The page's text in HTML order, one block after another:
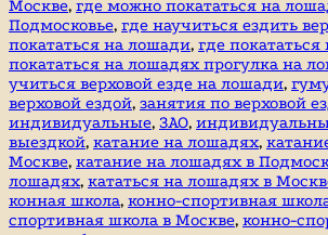
Москве, где можно покататься на
Подмосковье, где научиться ездить
покататься на лошади, где
покататься на лошадях прогулка на
учиться верховой езде на лошади,
верховой ездой, занятия по верховой
индивидуальные, ЗАО,
выездкой, катание на лошадях,
Москве, катание на лошадях в
лошадях, кататься на лошадях в
конная школа, конно-спортивная
спортивная школа в Москве, конно-